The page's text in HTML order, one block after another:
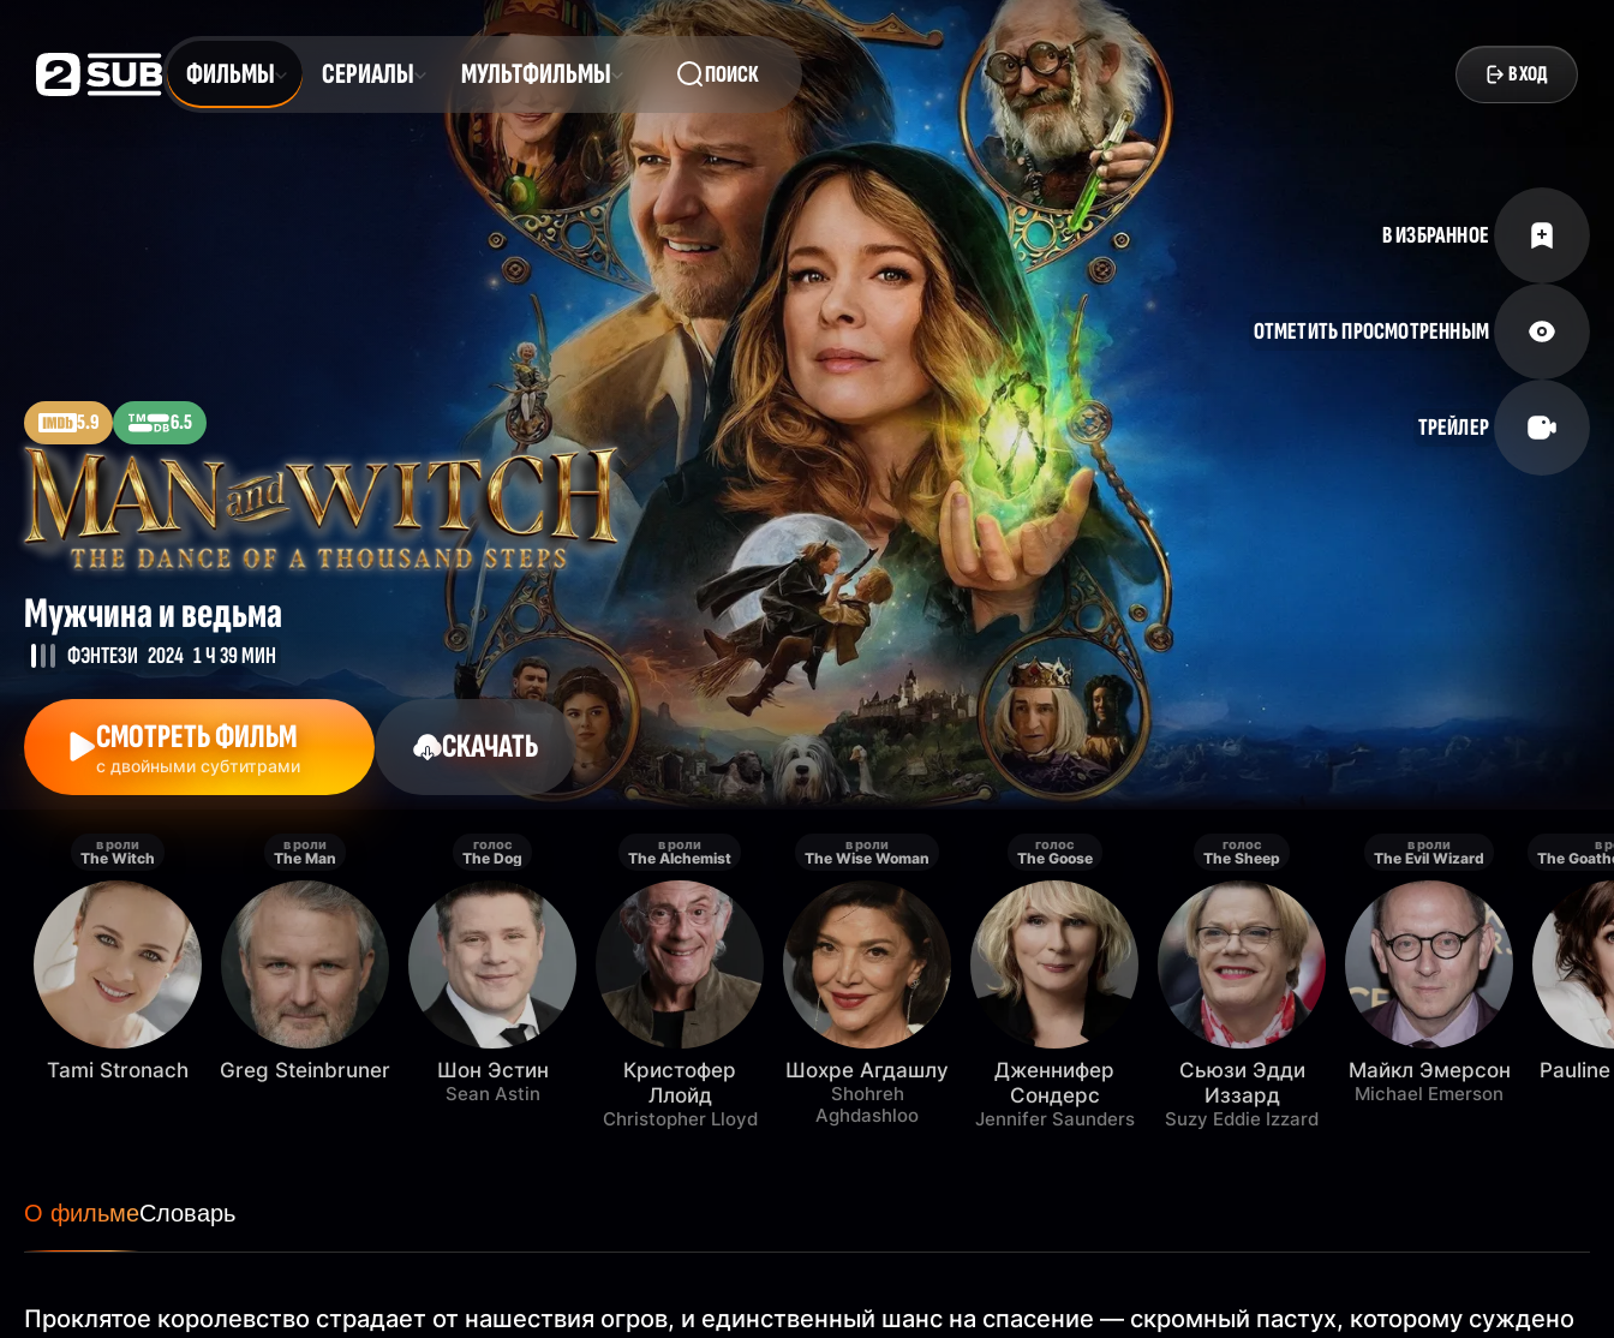
ФИЛЬМЫ СЕРИАЛЫ МУЛЬТФИЛЬМЫ ПОИСК ВХОД
5.9 6.5
Мужчина и ведьма
ФЭНТЕЗИ 2024 1 Ч 39 МИН
СМОТРЕТЬ ФИЛЬМ
с двойными субтитрами СКАЧАТЬ
В ИЗБРАННОЕ
ОТМЕТИТЬ ПРОСМОТРЕННЫМ
ТРЕЙЛЕР
в роли
The Witch
Tami Stronach
в роли
The Man
Greg Steinbruner
голос
The Dog
Шон Эстин
Sean Astin
в роли
The Alchemist
Кристофер
Ллойд
Christopher Lloyd
в роли
The Wise Woman
Шохре Агдашлу
Shohreh
Aghdashloo
голос
The Goose
Дженнифер
Сондерс
Jennifer Saunders
голос
The Sheep
Сьюзи Эдди
Иззард
Suzy Eddie Izzard
в роли
The Evil Wizard
Майкл Эмерсон
Michael Emerson
в
О фильмеСловарь
Проклятое королевство страдает от нашествия огров, и единственный шанс на спасение — скромный пастух, которому суждено